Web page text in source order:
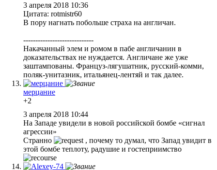
3 апреля 2018 10:36
Цитата: rotmistr60
В пору нагнать побольше страха на англичан.
-----------------------------
Накачанный элем и ромом в пабе англичанин в
доказательствах не нуждается. Англичане же уже
заштампованы. Француз-лягушатник, русский-комми,
поляк-унитазник, итальянец-лентяй и так далее.
мерцание
+2
3 апреля 2018 10:44
На Западе увидели в новой российской бомбе «сигнал
агрессии»
Странно
, почему то думал, что Запад увидит в
этой бомбе теплоту, радушие и гостеприимство